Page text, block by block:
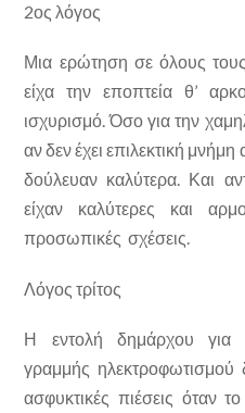
2ος λόγος
Μια ερώτηση σε όλους
είχα την εποπτεία θ’
ισχυρισμό. Όσο για την
αν δεν έχει επιλεκτική
δούλευαν καλύτερα. Και
είχαν καλύτερες και
προσωπικές σχέσεις.
Λόγος τρίτος
Η εντολή δημάρχου για
γραμμής
ασφυκτικές πιέσεις όταν